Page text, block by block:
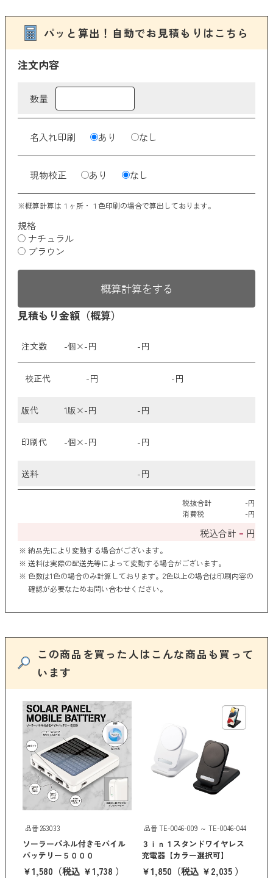
オレンジ
ブラウン
シルバー
クリア
その他
クリア 検索
ブランドから探す
THERMOS
象印
ANKER
パッと算出！自動でお見積もりはこちら
注文内容
数量
名入れ印刷 あり なし
現物校正 あり なし
※概算計算は１ヶ所・１色印刷の場合で算出しております。
規格
ナチュラル
ブラウン
概算計算をする
見積もり金額（概算）
注文数 -個×-円 -円
校正代 -円 -円
版代 1版×-円 -円
印刷代 -個×-円 -円
送料 -円
税抜合計 -円
消費税
-円
税込合計 - 円
納品先により変動する場合がございます。
送料は実際の配送先等によって変動する場合がございます。
色数は1色の場合のみ計算しております。2色以上の場合は印刷内容の
確認が必要なためお問い合わせください。
この商品を買った人はこんな商品も買って
います
品番 263033
ソーラーパネル付きモバイル
バッテリー５０００
￥1,580 （税込 ￥1,738 ）
品番 TE-0046-009 ～ TE-0046-044
３ｉｎ１スタンドワイヤレス
充電器【カラー選択可】
￥1,850 （税込 ￥2,035 ）